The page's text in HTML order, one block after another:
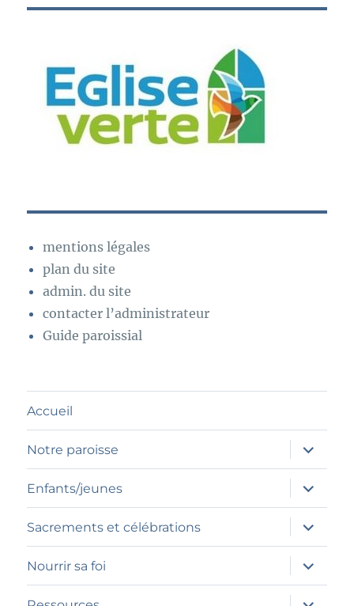
mentions légales
plan du site
admin. du site
contacter l’administrateur
Guide paroissial
Accueil
Notre paroisse
ouvrir
le
sous-
menu
Enfants/jeunes
ouvrir
le
sous-
menu
Sacrements et célébrations
ouvrir
le
sous-
menu
Nourrir sa foi
ouvrir
le
sous-
menu
ouvrir